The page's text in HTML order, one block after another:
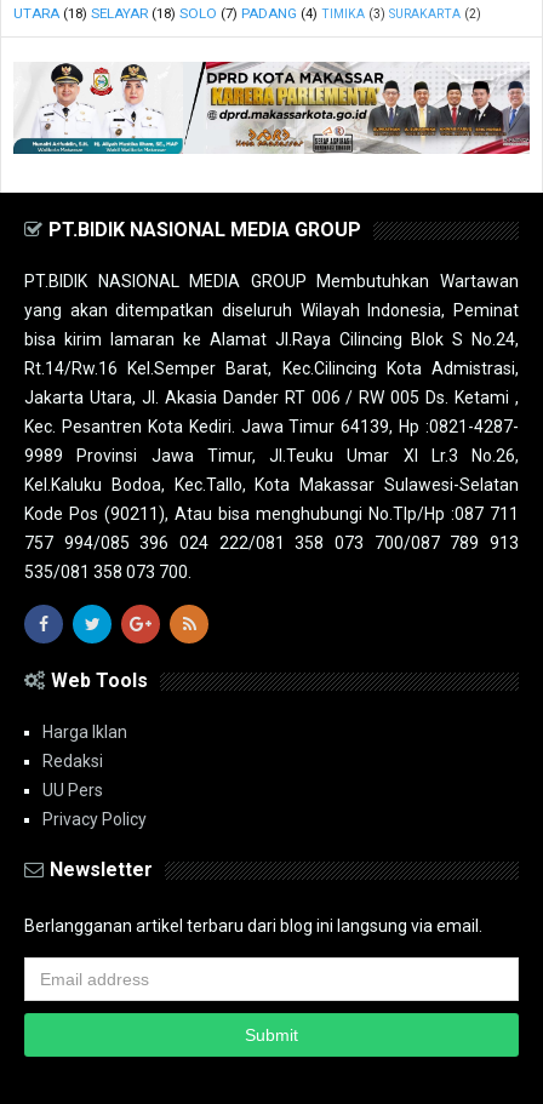
UTARA (18) SELAYAR (18) SOLO (7) PADANG (4) TIMIKA (3) SURAKARTA (2)
PT.BIDIK NASIONAL MEDIA GROUP
PT.BIDIK NASIONAL MEDIA GROUP Membutuhkan Wartawan
yang akan ditempatkan diseluruh Wilayah Indonesia, Peminat
bisa kirim lamaran ke Alamat Jl.Raya Cilincing Blok S No.24,
Rt.14/Rw.16 Kel.Semper Barat, Kec.Cilincing Kota Admistrasi,
Jakarta Utara, Jl. Akasia Dander RT 006 / RW 005 Ds. Ketami ,
Kec. Pesantren Kota Kediri. Jawa Timur 64139, Hp :0821-4287-
9989 Provinsi Jawa Timur, Jl.Teuku Umar XI Lr.3 No.26,
Kel.Kaluku Bodoa, Kec.Tallo, Kota Makassar Sulawesi-Selatan
Kode Pos (90211), Atau bisa menghubungi No.Tlp/Hp :087 711
757 994/085 396 024 222/081 358 073 700/087 789 913
535/081 358 073 700.
Web Tools
Harga Iklan
Redaksi
UU Pers
Privacy Policy
Newsletter
Berlangganan artikel terbaru dari blog ini langsung via email.